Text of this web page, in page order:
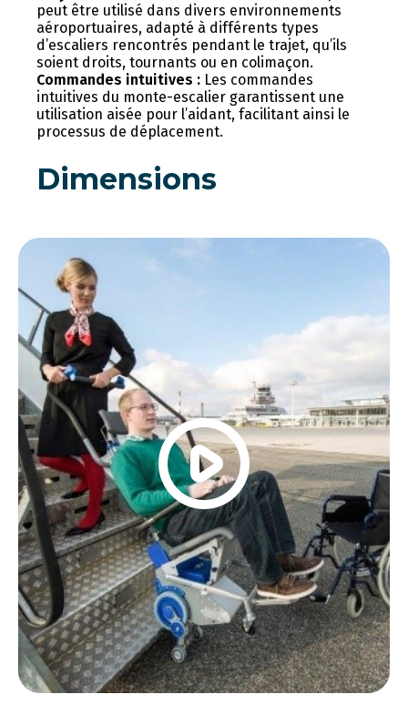
peut être utilisé dans divers environnements
aéroportuaires, adapté à différents types
d’escaliers rencontrés pendant le trajet, qu’ils
soient droits, tournants ou en colimaçon.
Commandes intuitives : Les commandes
intuitives du monte-escalier garantissent une
utilisation aisée pour l’aidant, facilitant ainsi le
processus de déplacement.
Dimensions